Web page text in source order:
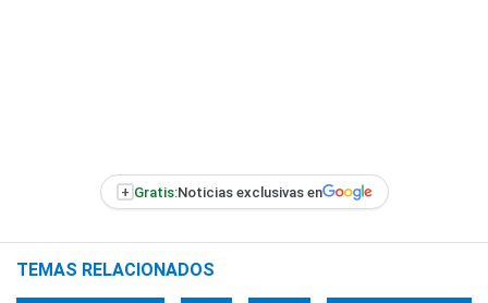
+ Gratis:Noticias exclusivas en
TEMAS RELACIONADOS